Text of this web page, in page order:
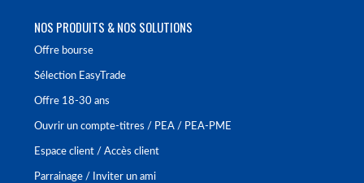
NOS PRODUITS & NOS SOLUTIONS
Offre bourse
Sélection EasyTrade
Offre 18-30 ans
Ouvrir un compte-titres / PEA / PEA-PME
Espace client / Accès client
Parrainage / Inviter un ami